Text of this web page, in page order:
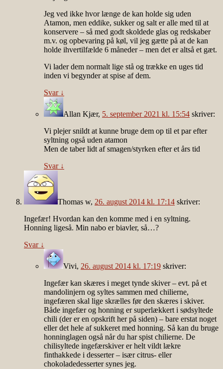
Jeg ved ikke hvor længe de kan holde sig uden
Atamon, men eddike, sukker og salt er alle med til at
konservere – så med godt skoldede glas og redskaber
m.v. og opbevaring på køl, vil jeg gætte på at de kan
holde ihvertilfælde 6 måneder – men det er altså et gæt.
Vi lader dem normalt lige stå og trække en uges tid
inden vi begynder at spise af dem.
Svar ↓
Allan Kjær, 5. september 2021 kl. 15:54 skriver:
Vi plejer snildt at kunne bruge dem op til et par efter
syltning også uden atamon
Men de taber lidt af smagen/styrken efter et års tid
Svar ↓
Thomas w, 26. august 2014 kl. 17:14 skriver:
Ingefær! Hvordan kan den komme med i en syltning.
Honning ligeså. Min nabo er biavler, så…?
Svar ↓
Vivi, 26. august 2014 kl. 17:19 skriver:
Ingefær kan skæres i meget tynde skiver – evt. på et
mandolinjern og syltes sammen med chilierne,
ingefæren skal lige skrælles før den skæres i skiver.
Både ingefær og honning er superlækkert i sødsyltede
chili (der er en opskrift her på siden) – bare erstat noget
eller det hele af sukkeret med honning. Så kan du bruge
honninglagen også når du har spist chilierne. De
chilisyltede ingefærskiver er helt vildt lækre
finthakkede i desserter – især citrus- eller
chokoladedesserter synes jeg.